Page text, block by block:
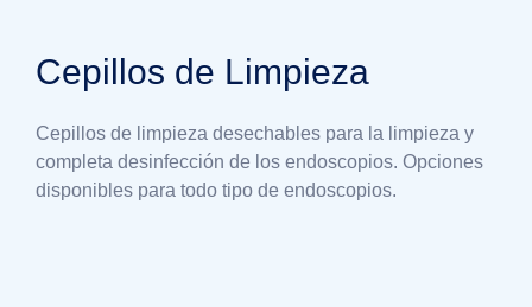
Cepillos de Limpieza
Cepillos de limpieza desechables para la limpieza y
completa desinfección de los endoscopios. Opciones
disponibles para todo tipo de endoscopios.